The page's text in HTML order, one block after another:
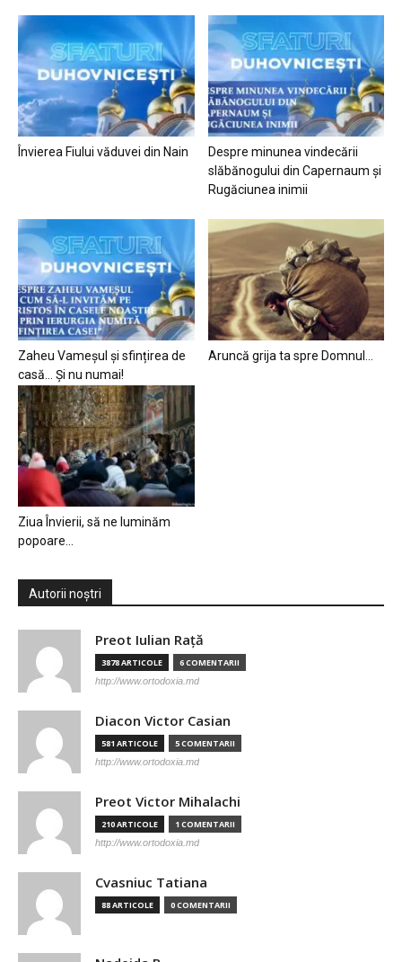
Învierea Fiului văduvei din Nain
Despre minunea vindecării
slăbănogului din Capernaum și
Rugăciunea inimii
Zaheu Vameșul și sfințirea de
casă… Și nu numai!
Aruncă grija ta spre Domnul…
Ziua Învierii, să ne luminăm
popoare…
Autorii noștri
Preot Iulian Raţă
3878 ARTICOLE 6 COMENTARII
http://www.ortodoxia.md
Diacon Victor Casian
581 ARTICOLE 5 COMENTARII
http://www.ortodoxia.md
Preot Victor Mihalachi
210 ARTICOLE 1 COMENTARII
http://www.ortodoxia.md
Cvasniuc Tatiana
88 ARTICOLE 0 COMENTARII